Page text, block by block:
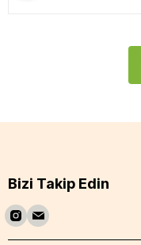
Bizi Takip Edin